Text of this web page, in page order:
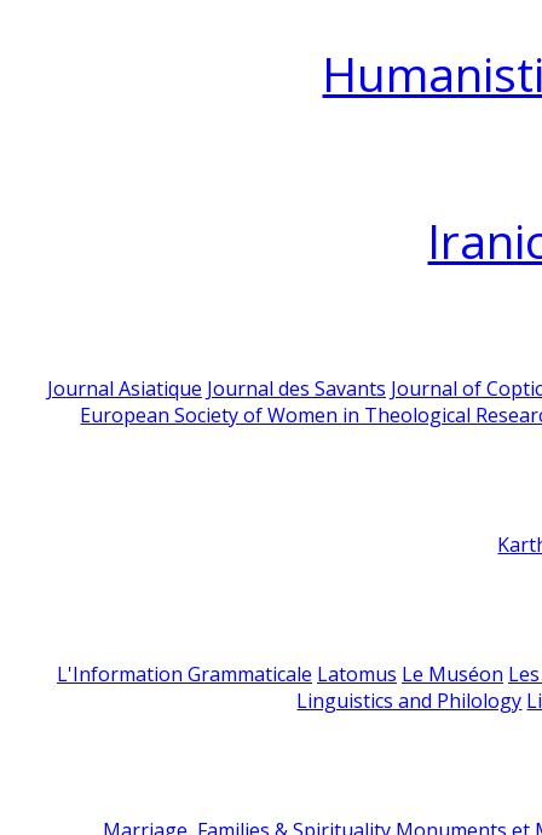
Journal Asiatique Journal des Savants Journal of
European Society of Women in Theological
L'Information Grammaticale Latomus Le Muséon
Linguistics and Philology